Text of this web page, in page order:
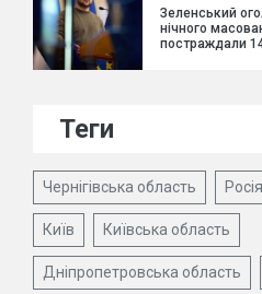
Зеленський
нічного
постраждали 14
Теги
Чернігівська область Росія
Київ Київська область
Дніпропетровська область